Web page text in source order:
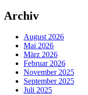
Archiv
August 2026
Mai 2026
März 2026
Februar 2026
November 2025
September 2025
Juli 2025